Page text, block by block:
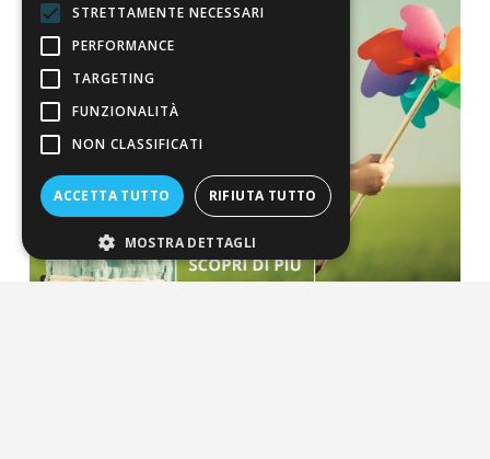
STRETTAMENTE NECESSARI
PERFORMANCE
TARGETING
FUNZIONALITÀ
NON CLASSIFICATI
ACCETTA TUTTO RIFIUTA TUTTO
MOSTRA DETTAGLI